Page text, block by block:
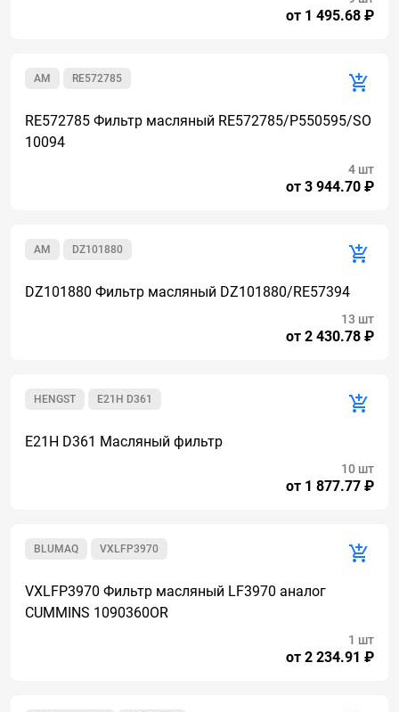
от 1 495.68 ₽
RE572785
AM
RE572785 Фильтр масляный RE572785/P550595/SO
10094
от 3 944.70 ₽
4 шт
DZ101880
AM
DZ101880 Фильтр масляный DZ101880/RE57394
от 2 430.78 ₽
13 шт
E21H D361
HENGST
E21H D361 Масляный фильтр
от 1 877.77 ₽
10 шт
VXLFP3970
BLUMAQ
VXLFP3970 Фильтр масляный LF3970 аналог
CUMMINS 1090360OR
от 2 234.91 ₽
1 шт